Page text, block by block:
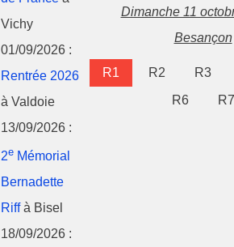
Vichy
01/09/2026 :
Rentrée 2026
à Valdoie
13/09/2026 :
2e Mémorial
Bernadette
Riffà Bisel
18/09/2026 :
Dimanche 11
Besançon
R1 R2
R3
R6
R7